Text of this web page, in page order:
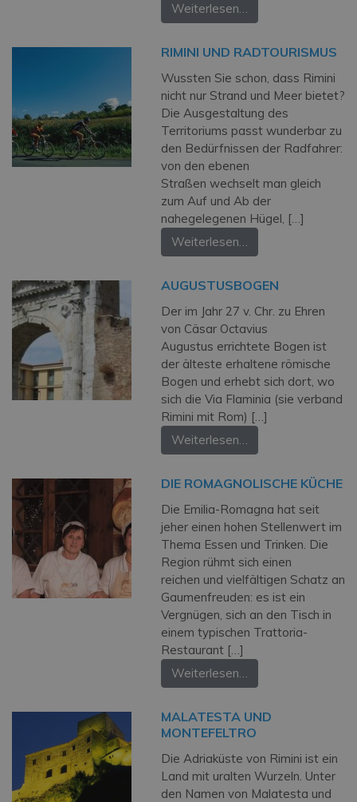
Weiterlesen…
RIMINI UND RADTOURISMUS
Wussten Sie schon, dass Rimini
nicht nur Strand und Meer bietet?
Die Ausgestaltung des
Territoriums passt wunderbar zu
den Bedürfnissen der Radfahrer:
von den ebenen
Straßen wechselt man gleich
zum Auf und Ab der
nahegelegenen Hügel, […]
Weiterlesen…
AUGUSTUSBOGEN
Der im Jahr 27 v. Chr. zu Ehren
von Cäsar Octavius
Augustus errichtete Bogen ist
der älteste erhaltene römische
Bogen und erhebt sich dort, wo
sich die Via Flaminia (sie verband
Rimini mit Rom) […]
Weiterlesen…
DIE ROMAGNOLISCHE KÜCHE
Die Emilia-Romagna hat seit
jeher einen hohen Stellenwert im
Thema Essen und Trinken. Die
Region rühmt sich einen
reichen und vielfältigen Schatz an
Gaumenfreuden: es ist ein
Vergnügen, sich an den Tisch in
einem typischen Trattoria-
Restaurant […]
Weiterlesen…
MALATESTA UND
MONTEFELTRO
Die Adriaküste von Rimini ist ein
Land mit uralten Wurzeln. Unter
den Namen von Malatesta und